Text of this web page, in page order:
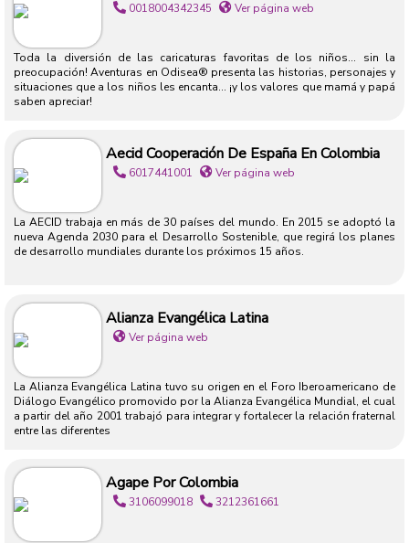
0018004342345 Ver página web
Toda la diversión de las caricaturas favoritas de los niños... sin la
preocupación! Aventuras en Odisea® presenta las historias, personajes y
situaciones que a los niños les encanta... ¡y los valores que mamá y papá
saben apreciar!
Aecid Cooperación De España En Colombia
6017441001 Ver página web
La AECID trabaja en más de 30 paí­ses del mundo. En 2015 se adoptó la
nueva Agenda 2030 para el Desarrollo Sostenible, que regirá los planes
de desarrollo mundiales durante los próximos 15 años.
Alianza Evangélica Latina
Ver página web
La Alianza Evangélica Latina tuvo su origen en el Foro Iberoamericano de
Diálogo Evangélico promovido por la Alianza Evangélica Mundial, el cual
a partir del año 2001 trabajó para integrar y fortalecer la relación fraternal
entre las diferentes
Agape Por Colombia
3106099018 3212361661